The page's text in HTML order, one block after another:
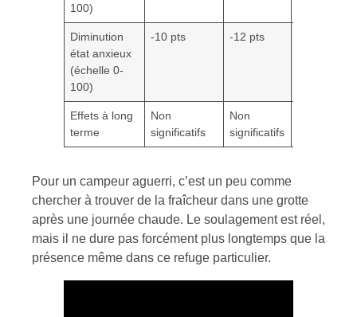
100)
Diminution
état anxieux
(échelle 0-
100)
-10 pts -12 pts
Effets à long
terme
Non
significatifs
Non
significatifs
Pour un campeur aguerri, c’est un peu comme
chercher à trouver de la fraîcheur dans une grotte
après une journée chaude. Le soulagement est réel,
mais il ne dure pas forcément plus longtemps que la
présence même dans ce refuge particulier.